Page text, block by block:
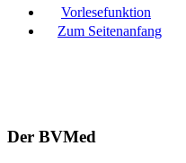
Vorlesefunktion
Zum Seitenanfang
Der BVMed